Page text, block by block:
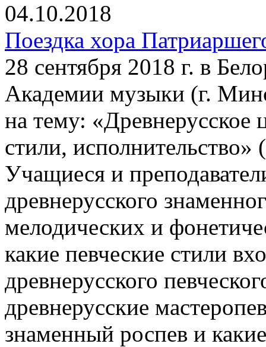
04.10.2018
Поездка хора
28 сентября 2018 г. в
Академии музыки (г.
на тему: «Древнерусское
стили,
Учащиеся и
древнерусского
мелодических и
какие певческие стили
древнерусского
древнерусские
знаменный роспев и